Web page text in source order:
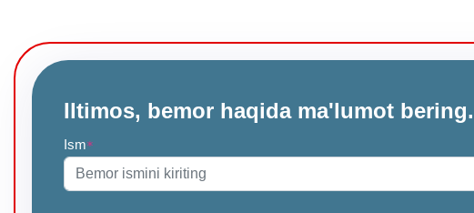
Iltimos, bemor haqida ma'lumot bering.
Ism*